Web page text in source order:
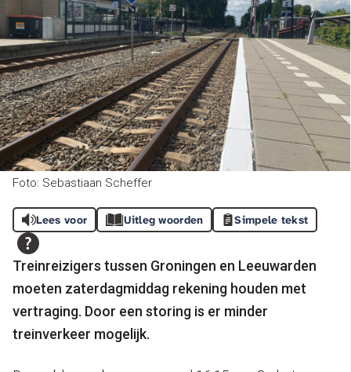
Foto: Sebastiaan Scheffer
Lees voor Uitleg woorden Simpele tekst
Treinreizigers tussen Groningen en Leeuwarden
moeten zaterdagmiddag rekening houden met
vertraging. Door een storing is er minder
treinverkeer mogelijk.